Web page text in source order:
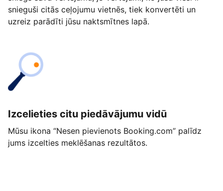
snieguši citās ceļojumu vietnēs, tiek konvertēti un
uzreiz parādīti jūsu naktsmītnes lapā.
Izcelieties citu piedāvājumu vidū
Mūsu ikona “Nesen pievienots Booking.com” palīdz
jums izcelties meklēšanas rezultātos.